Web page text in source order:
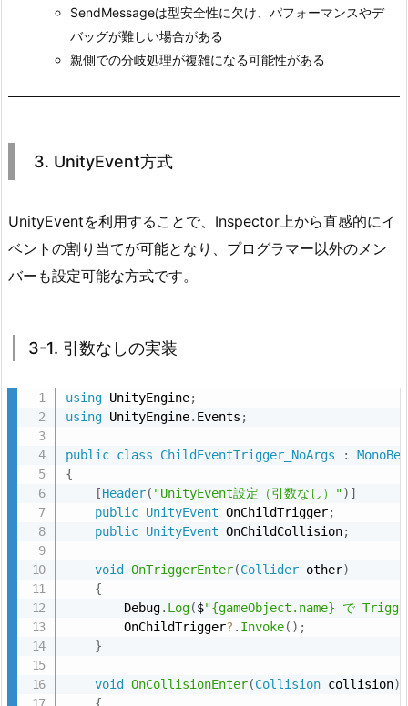
SendMessageは型安全性に欠け、パフォーマンスやデ
バッグが難しい場合がある
親側での分岐処理が複雑になる可能性がある
3. UnityEvent方式
UnityEventを利用することで、Inspector上から直感的にイ
ベントの割り当てが可能となり、プログラマー以外のメン
バーも設定可能な方式です。
3-1. 引数なしの実装
using UnityEngine;
using UnityEngine. Events ;
public class ChildEventTrigger_NoArgs :
{
[Header( "UnityEvent設定（引数なし）") ]
public UnityEvent OnChildTrigger;
public UnityEvent OnChildCollision;
void OnTriggerEnter(Collider other)
{
        Debug
. Log($"{gameObject.name} で
        OnChildTrigger
? . Invoke( ) ;
}
void OnCollisionEnter(Collision collision)